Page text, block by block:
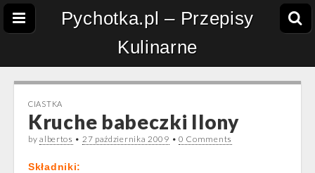
Pychotka.pl – Przepisy
Kulinarne
CIASTKA
Kruche babeczki Ilony
byalbertos • 27 października 2009 • 0 Comments
Składniki: